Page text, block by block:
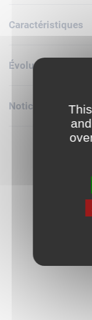
miniature et une scène
les figurines des
d'artifice qui éclate
également un petit
âges, ce modèle est
base noire pour créer
est disponible dans
peuvent suivre leur
Caractéristiques
Évolution des prix
Notice de montage